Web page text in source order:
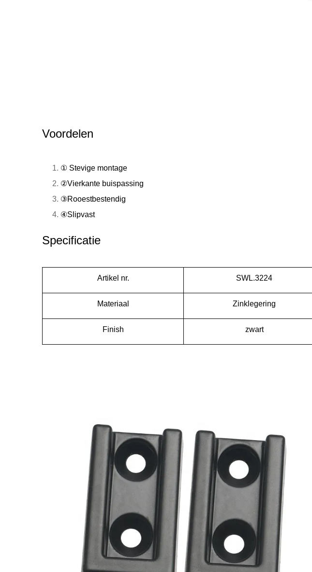
Voordelen
① Stevige montage
②Vierkante buispassing
③Rooestbestendig
④Slipvast
Specificatie
Artikel nr. SWL.3224
Materiaal Zinklegering
Finish zwart